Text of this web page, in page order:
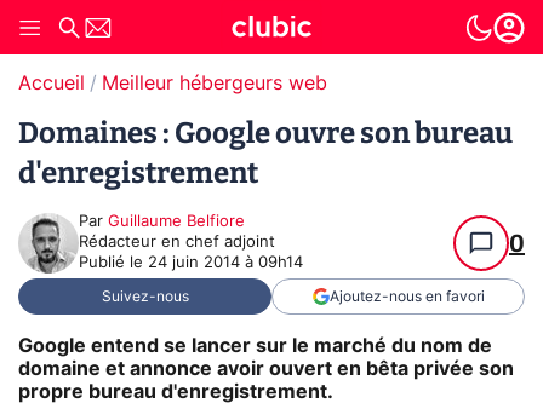
Accueil Meilleur hébergeurs web
Domaines : Google ouvre son bureau
d'enregistrement
Par Guillaume Belfiore
Rédacteur en chef adjoint
Publié le 24 juin 2014 à 09h14
0
Suivez-nous Ajoutez-nous en favori
Google entend se lancer sur le marché du nom de
domaine et annonce avoir ouvert en bêta privée son
propre bureau d'enregistrement.